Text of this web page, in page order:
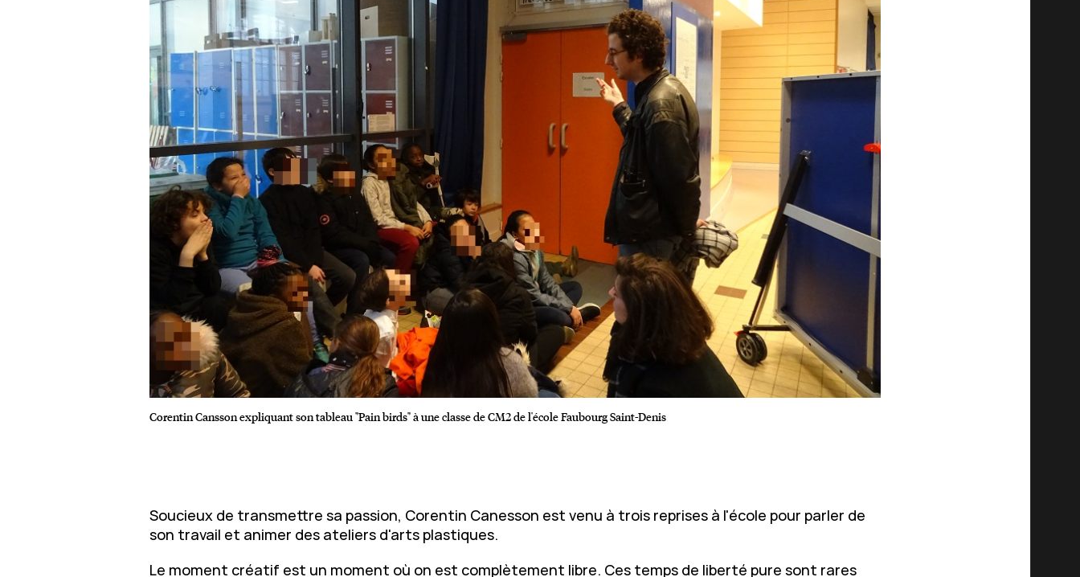
Corentin Cansson expliquant son tableau "Pain birds" à une classe de CM2 de l'école Faubourg Saint-Denis
Soucieux de transmettre sa passion, Corentin Canesson est venu à trois reprises à l'école pour parler de
son travail et animer des ateliers d'arts plastiques.
Le moment créatif est un moment où on est complètement libre. Ces temps de liberté pure sont rares